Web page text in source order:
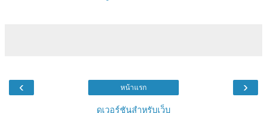
‹ ›
หน้าแรก
ดูเวอร์ชันสำหรับเว็บ